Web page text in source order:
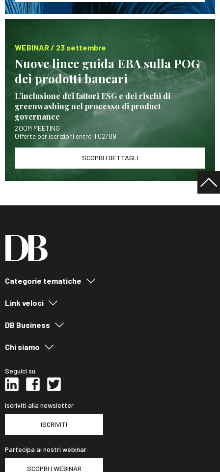
WEBINAR / 23 settembre
Nuove linee guida EBA sulla POG
dei prodotti bancari
L’inclusione dei fattori ESG e dei rischi di
greenwashing nel processo di product
governance
ZOOM MEETING
Offerte per iscrizioni entro il 02/09
SCOPRI I DETTAGLI
Categorie tematiche
Link veloci
DB Business
Chi siamo
Seguici su
Iscriviti alla newsletter
ISCRIVITI
Partecipa ai nostri webinar
SCOPRI I WEBINAR